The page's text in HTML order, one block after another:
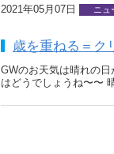
2021年05月07日 ニュ
歳を重ねる＝ク
GWのお天気は晴れの
はどうでしょうね〜〜